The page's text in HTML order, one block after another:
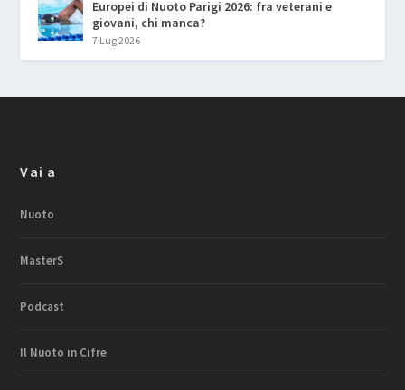
Europei di Nuoto Parigi 2026: fra veterani e
giovani, chi manca?
7 Lug 2026
Vai a
Nuoto
MasterS
Podcast
Il Nuoto in Cifre